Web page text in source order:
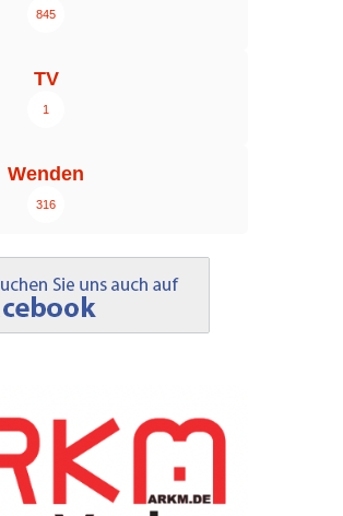
845
TV
1
Wenden
316